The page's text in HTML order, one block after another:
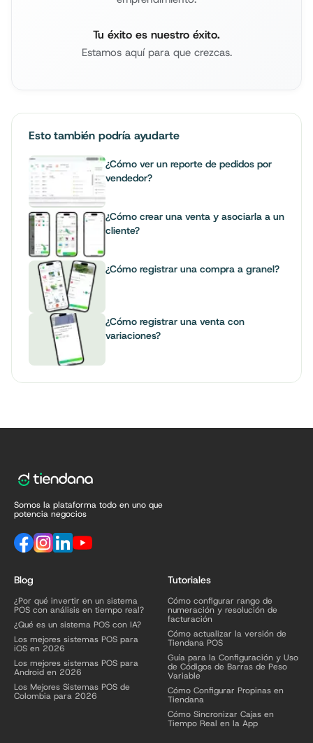
Tu éxito es nuestro éxito.
Estamos aquí para que crezcas.
Esto también podría ayudarte
¿Cómo ver un reporte de pedidos por
vendedor?
¿Cómo crear una venta y asociarla a un
cliente?
¿Cómo registrar una compra a granel?
¿Cómo registrar una venta con
variaciones?
Somos la plataforma todo en uno que
potencia negocios
Blog
¿Por qué invertir en un sistema
POS con análisis en tiempo real?
¿Qué es un sistema POS con IA?
Los mejores sistemas POS para
iOS en 2026
Los mejores sistemas POS para
Android en 2026
Los Mejores Sistemas POS de
Colombia para 2026
Tutoriales
Cómo configurar rango de
numeración y resolución de
facturación
Cómo actualizar la versión de
Tiendana POS
Guía para la Configuración y Uso
de Códigos de Barras de Peso
Variable
Cómo Configurar Propinas en
Tiendana
Cómo Sincronizar Cajas en
Tiempo Real en la App